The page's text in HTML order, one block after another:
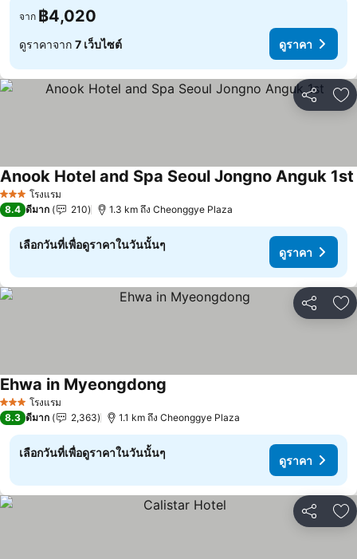
จาก ฿4,020
ดูราคาจาก 7 เว็บไซต์ ดูราคา
แชร์ เ
3 ดาว โรงแรม
Anook Hotel and Spa Seoul Jongno Anguk 1st
8.4 ดีมาก 210 1.3 km ถึง Cheonggye Plaza
เลือกวันที่เพื่อดูราคาในวันนั้นๆ
ดูราคา
แชร์ เ
3 ดาว โรงแรม
Ehwa in Myeongdong
8.3 ดีมาก 2,363 1.1 km ถึง Cheonggye Plaza
เลือกวันที่เพื่อดูราคาในวันนั้นๆ
ดูราคา
แชร์ เ